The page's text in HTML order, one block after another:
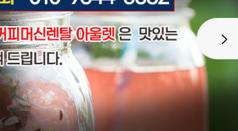
아이스컵
테이크아웃컵
전자동카페창업페키지
반자동카페창업페키지
반자동커피머신판매